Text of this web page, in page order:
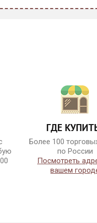
ГДЕ
Более 100
по России
Посмотреть
вашем